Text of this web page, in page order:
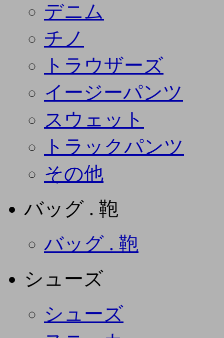
デニム
チノ
トラウザーズ
イージーパンツ
スウェット
トラックパンツ
その他
バッグ . 鞄
バッグ . 鞄
シューズ
シューズ